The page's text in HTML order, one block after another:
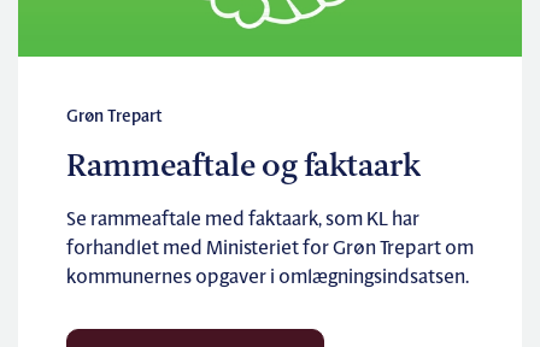
Grøn Trepart
Rammeaftale og faktaark
Se rammeaftale med faktaark, som KL har
forhandlet med Ministeriet for Grøn Trepart om
kommunernes opgaver i omlægningsindsatsen.